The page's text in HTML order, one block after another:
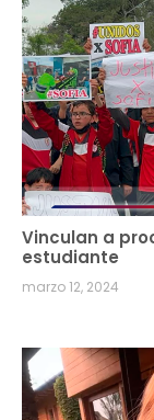
Vinculan a
estudiante
marzo 12, 2024